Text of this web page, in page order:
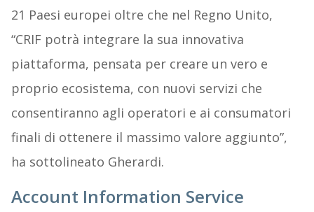
21 Paesi europei oltre che nel Regno Unito,
“CRIF potrà integrare la sua innovativa
piattaforma, pensata per creare un vero e
proprio ecosistema, con nuovi servizi che
consentiranno agli operatori e ai consumatori
finali di ottenere il massimo valore aggiunto”,
ha sottolineato Gherardi.
Account Information Service